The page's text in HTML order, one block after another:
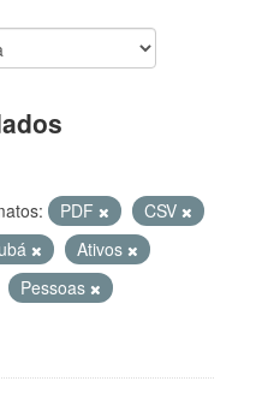
PDF
CSV
Ativos
Pessoas